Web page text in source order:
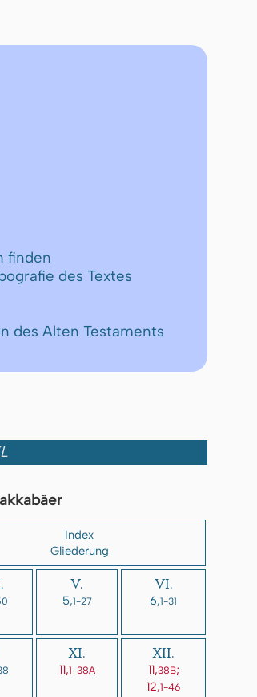
finden
des Textes
des Alten Testaments
Index
Gliederung
V.
5,1-27
VI.
6,1-31
XI.
11,1-38A
XII.
11,38B;
12,1-46